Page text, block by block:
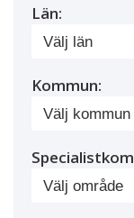
Län:
Kommun: